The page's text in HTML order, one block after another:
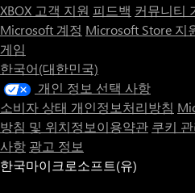
XBOX 고객 지원 피드백 커뮤니티
Microsoft 계정 Microsoft Store 지
게임
한국어(대한민국)
개인 정보 선택 사항
소비자 상태 개인정보처리방침
방침 및 위치정보이용약관 쿠키
사항 광고 정보
한국마이크로소프트(유)